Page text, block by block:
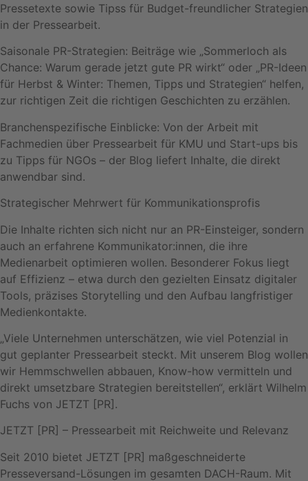
Pressetexte sowie Tipss für Budget-freundlicher Strategien
in der Pressearbeit.
Saisonale PR-Strategien: Beiträge wie „Sommerloch als
Chance: Warum gerade jetzt gute PR wirkt“ oder „PR-Ideen
für Herbst & Winter: Themen, Tipps und Strategien“ helfen,
zur richtigen Zeit die richtigen Geschichten zu erzählen.
Branchenspezifische Einblicke: Von der Arbeit mit
Fachmedien über Pressearbeit für KMU und Start-ups bis
zu Tipps für NGOs – der Blog liefert Inhalte, die direkt
anwendbar sind.
Strategischer Mehrwert für Kommunikationsprofis
Die Inhalte richten sich nicht nur an PR-Einsteiger, sondern
auch an erfahrene Kommunikator:innen, die ihre
Medienarbeit optimieren wollen. Besonderer Fokus liegt
auf Effizienz – etwa durch den gezielten Einsatz digitaler
Tools, präzises Storytelling und den Aufbau langfristiger
Medienkontakte.
„Viele Unternehmen unterschätzen, wie viel Potenzial in
gut geplanter Pressearbeit steckt. Mit unserem Blog wollen
wir Hemmschwellen abbauen, Know-how vermitteln und
direkt umsetzbare Strategien bereitstellen“, erklärt Wilhelm
Fuchs von JETZT [PR].
JETZT [PR] – Pressearbeit mit Reichweite und Relevanz
Seit 2010 bietet JETZT [PR] maßgeschneiderte
Presseversand-Lösungen im gesamten DACH-Raum. Mit